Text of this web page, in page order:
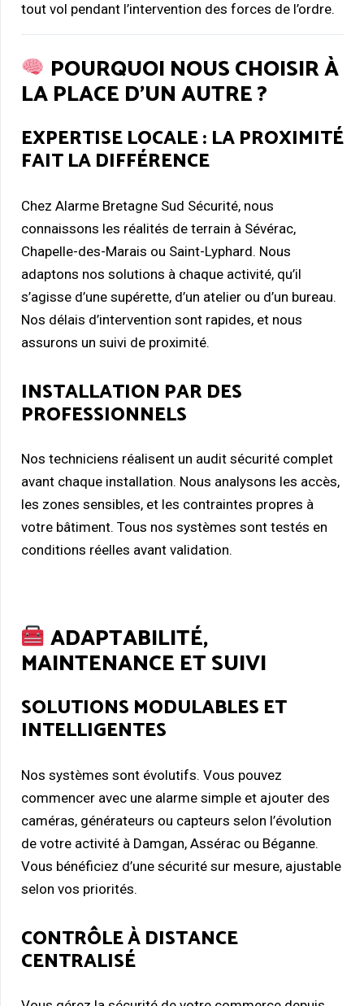
tout vol pendant l’intervention des forces de l’ordre.
POURQUOI NOUS CHOISIR À
LA PLACE D’UN AUTRE ?
EXPERTISE LOCALE : LA PROXIMITÉ
FAIT LA DIFFÉRENCE
Chez Alarme Bretagne Sud Sécurité, nous
connaissons les réalités de terrain à Sévérac,
Chapelle-des-Marais ou Saint-Lyphard. Nous
adaptons nos solutions à chaque activité, qu’il
s’agisse d’une supérette, d’un atelier ou d’un bureau.
Nos délais d’intervention sont rapides, et nous
assurons un suivi de proximité.
INSTALLATION PAR DES
PROFESSIONNELS
Nos techniciens réalisent un audit sécurité complet
avant chaque installation. Nous analysons les accès,
les zones sensibles, et les contraintes propres à
votre bâtiment. Tous nos systèmes sont testés en
conditions réelles avant validation.
ADAPTABILITÉ,
MAINTENANCE ET SUIVI
SOLUTIONS MODULABLES ET
INTELLIGENTES
Nos systèmes sont évolutifs. Vous pouvez
commencer avec une alarme simple et ajouter des
caméras, générateurs ou capteurs selon l’évolution
de votre activité à Damgan, Assérac ou Béganne.
Vous bénéficiez d’une sécurité sur mesure, ajustable
selon vos priorités.
CONTRÔLE À DISTANCE
CENTRALISÉ